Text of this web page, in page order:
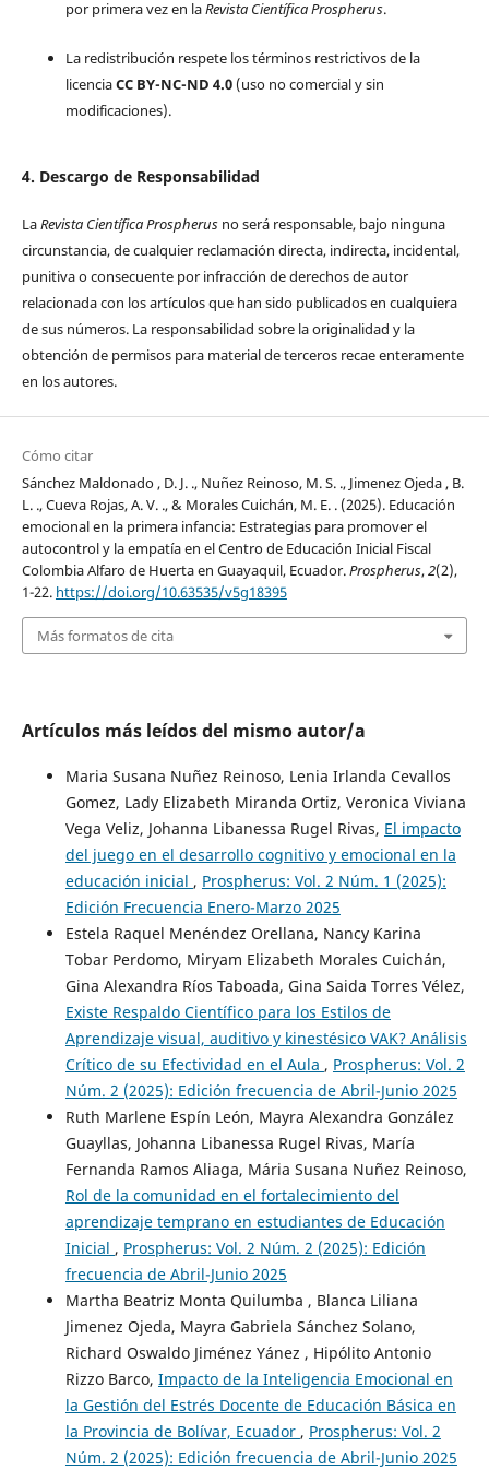
por primera vez en laRevista Científica Prospherus.
La redistribución respete los términos restrictivos de la
licenciaCC BY-NC-ND 4.0(uso no comercial y sin
modificaciones).
4. Descargo de Responsabilidad
LaRevista Científica Prospherusno será responsable, bajo ninguna
circunstancia, de cualquier reclamación directa, indirecta, incidental,
punitiva o consecuente por infracción de derechos de autor
relacionada con los artículos que han sido publicados en cualquiera
de sus números. La responsabilidad sobre la originalidad y la
obtención de permisos para material de terceros recae enteramente
en los autores.
Cómo citar
Sánchez Maldonado , D. J. ., Nuñez Reinoso, M. S. ., Jimenez Ojeda , B.
L. ., Cueva Rojas, A. V. ., & Morales Cuichán, M. E. . (2025). Educación
emocional en la primera infancia: Estrategias para promover el
autocontrol y la empatía en el Centro de Educación Inicial Fiscal
Colombia Alfaro de Huerta en Guayaquil, Ecuador.Prospherus,2(2),
1-22. https://doi.org/10.63535/v5g18395
Más formatos de cita
Artículos más leídos del mismo autor/a
Maria Susana Nuñez Reinoso, Lenia Irlanda Cevallos
Gomez, Lady Elizabeth Miranda Ortiz, Veronica Viviana
Vega Veliz, Johanna Libanessa Rugel Rivas, El impacto
del juego en el desarrollo cognitivo y emocional en la
educación inicial , Prospherus: Vol. 2 Núm. 1 (2025):
Edición Frecuencia Enero-Marzo 2025
Estela Raquel Menéndez Orellana, Nancy Karina
Tobar Perdomo, Miryam Elizabeth Morales Cuichán,
Gina Alexandra Ríos Taboada, Gina Saida Torres Vélez,
Existe Respaldo Científico para los Estilos de
Aprendizaje visual, auditivo y kinestésico VAK? Análisis
Crítico de su Efectividad en el Aula , Prospherus: Vol. 2
Núm. 2 (2025): Edición frecuencia de Abril-Junio 2025
Ruth Marlene Espín León, Mayra Alexandra González
Guayllas, Johanna Libanessa Rugel Rivas, María
Fernanda Ramos Aliaga, Mária Susana Nuñez Reinoso,
Rol de la comunidad en el fortalecimiento del
aprendizaje temprano en estudiantes de Educación
Inicial , Prospherus: Vol. 2 Núm. 2 (2025): Edición
frecuencia de Abril-Junio 2025
Martha Beatriz Monta Quilumba , Blanca Liliana
Jimenez Ojeda, Mayra Gabriela Sánchez Solano,
Richard Oswaldo Jiménez Yánez , Hipólito Antonio
Rizzo Barco, Impacto de la Inteligencia Emocional en
la Gestión del Estrés Docente de Educación Básica en
la Provincia de Bolívar, Ecuador , Prospherus: Vol. 2
Núm. 2 (2025): Edición frecuencia de Abril-Junio 2025